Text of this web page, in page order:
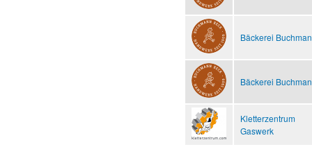
Bäckerei
Bäckerei
Kletterzentrum
Gaswerk